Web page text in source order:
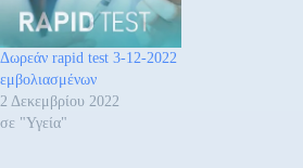
Δωρεάν rapid test 3-12-2022
εμβολιασμένων
2 Δεκεμβρίου 2022
σε "Υγεία"